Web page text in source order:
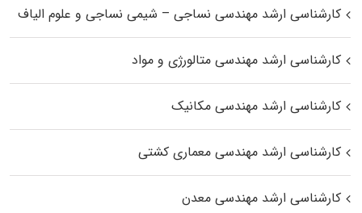
کارشناسی ارشد مهندسی نساجی – شیمی نساجی و علوم الیاف
کارشناسی ارشد مهندسی متالورژی و مواد
کارشناسی ارشد مهندسی مکانیک
کارشناسی ارشد مهندسی معماری کشتی
کارشناسی ارشد مهندسی معدن